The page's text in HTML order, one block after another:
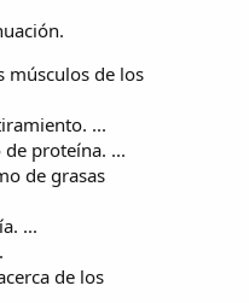
músculos de los
...
proteína. ...
de grasas
...
de los